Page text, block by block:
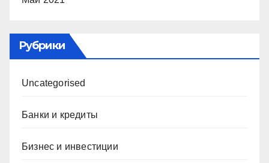
Рубрики
Uncategorised
Банки и кредиты
Бизнес и инвестиции